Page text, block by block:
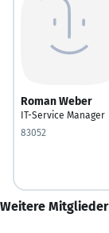
Roman Weber
IT-Service Manager
83052
Weitere Mitglieder